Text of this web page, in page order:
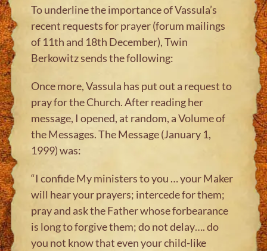
To underline the importance of Vassula’s
recent requests for prayer (forum mailings
of 11th and 18th December), Twin
Berkowitz sends the following:
Once more, Vassula has put out a request to
pray for the Church. After reading her
message, I opened, at random, a Volume of
the Messages. The Message (January 1,
1999) was:
“I confide My ministers to you … your Maker
will hear your prayers; intercede for them;
pray and ask the Father whose forbearance
is long to forgive them; do not delay…. do
you not know that even your child-like